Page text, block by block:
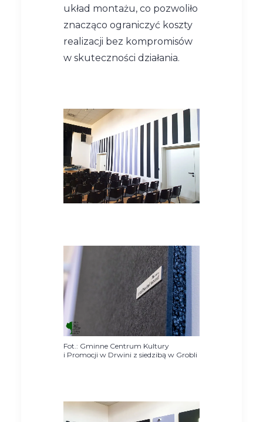
układ montażu, co pozwoliło
znacząco ograniczyć koszty
realizacji bez kompromisów
w skuteczności działania.
Fot.: Gminne Centrum Kultury
i Promocji w Drwini z siedzibą w Grobli